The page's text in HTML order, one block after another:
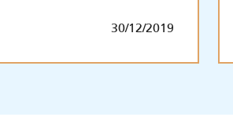
30/12/2019